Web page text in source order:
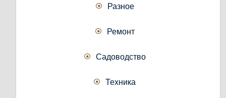
Разное
Ремонт
Садоводство
Техника